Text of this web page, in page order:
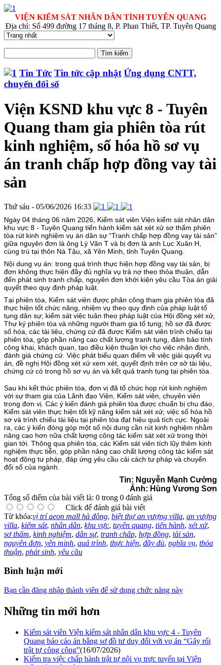
VIỆN KIỂM SÁT NHÂN DÂN TỈNH TUYÊN QUANG
Địa chỉ: Số 499 đường 17 tháng 8, P. Phan Thiết, TP. Tuyên Quang
Tin Tức Tin tức cập nhật Ứng dụng CNTT,
chuyển đổi số
Viện KSND khu vực 8 - Tuyên
Quang tham gia phiên tòa rút
kinh nghiệm, số hóa hồ sơ vụ
án tranh chấp hợp đồng vay tài
sản
Thứ sáu - 05/06/2026 16:33
Ngày 04 tháng 06 năm 2026, Kiểm sát viên Viện kiểm sát nhân dân
khu vực 8 - Tuyên Quang tiến hành kiểm sát xét xử sơ thẩm phiên
tòa rút kinh nghiệm vụ án dân sự “Tranh chấp hợp đồng vay tài sản”
giữa nguyên đơn là ông Lý Văn T và bị đơn là anh Lục Xuân H,
cùng trú tại thôn Nà Tậu, xã Yên Minh, tỉnh Tuyên Quang.
Nội dung vụ án: trong quá trình thực hiện hợp đồng vay tài sản, bị
đơn không thực hiện đầy đủ nghĩa vụ trả nợ theo thỏa thuận, dẫn
đến phát sinh tranh chấp, nguyên đơn khởi kiện yêu cầu Tòa án giải
quyết theo quy định pháp luật.
Tại phiên tòa, Kiểm sát viên được phân công tham gia phiên tòa đã
thực hiện tốt chức năng, nhiệm vụ theo quy định của pháp luật tố
tụng dân sự; kiểm sát việc tuân theo pháp luật của Hội đồng xét xử,
Thư ký phiên tòa và những người tham gia tố tụng; hồ sơ đã được
số hóa, các tài liệu, chứng cứ đã được Kiểm sát viên trình chiếu tại
phiên tòa, góp phần nâng cao chất lượng tranh tụng, đảm bảo tính
công khai, khách quan, tạo điều kiện thuận lợi cho việc nhận định,
đánh giá chứng cứ. Việc phát biểu quan điểm về việc giải quyết vụ
án, đề nghị Hội đồng xét xử xem xét, quyết định trên cơ sở tài liệu,
chứng cứ có trong hồ sơ vụ án và kết quả tranh tụng tại phiên tòa.
Sau khi kết thúc phiên tòa, đơn vị đã tổ chức họp rút kinh nghiệm
với sự tham gia của Lãnh đạo Viện, Kiểm sát viên, chuyên viên
trong đơn vị. Các ý kiến đánh giá phiên tòa được chuẩn bị chu đáo,
Kiểm sát viên thực hiện tốt kỹ năng kiểm sát xét xử; việc số hóa hồ
sơ và trình chiếu tài liệu tại phiên tòa đạt hiệu quả tích cực. Ngoài
ra, các ý kiến đóng góp một số nội dung cần rút kinh nghiệm nhằm
nâng cao hơn nữa chất lượng công tác kiểm sát xét xử trong thời
gian tới. Thông qua phiên tòa, các Kiểm sát viên tích lũy thêm kinh
nghiệm thực tiễn, góp phần nâng cao chất lượng công tác kiểm sát
hoạt động tư pháp, đáp ứng yêu cầu cải cách tư pháp và chuyển
đổi số của ngành.
Tin: Nguyễn Mạnh Cường
Ảnh: Hùng Vương Sơn
Tổng số điểm của bài viết là: 0 trong 0 đánh giá
Click để đánh giá bài viết
Từ khóa:vị trí aeon mall hà đông, biệt thự an vượng villa, an vượng
villa, kiểm sát, nhân dân, khu vực, tuyên quang, tiến hành, xét xử,
sơ thẩm, kinh nghiệm, dân sự, tranh chấp, hợp đồng, tài sản,
nguyên đơn, yên minh, quá trình, thực hiện, đầy đủ, nghĩa vụ, thỏa
thuận, phát sinh, yêu cầu
Bình luận mới
Bạn cần đăng nhập thành viên để sử dụng chức năng này
Những tin mới hơn
Kiểm sát viên Viện kiểm sát nhân dân khu vực 4 - Tuyên
Quang báo cáo án bằng sơ đồ tư duy đối với vụ án “Gây rối
trật tự công cộng”(16/07/2026)
Kiểm tra việc chấp hành trật tự nội vụ trực tuyến tại Viện